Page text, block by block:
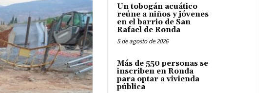
Un tobogán acuático
reúne a niños y jóvenes
en el barrio de San
Rafael de Ronda
5 de agosto de 2026
Más de 550 personas se
inscriben en Ronda
para optar a vivienda
pública